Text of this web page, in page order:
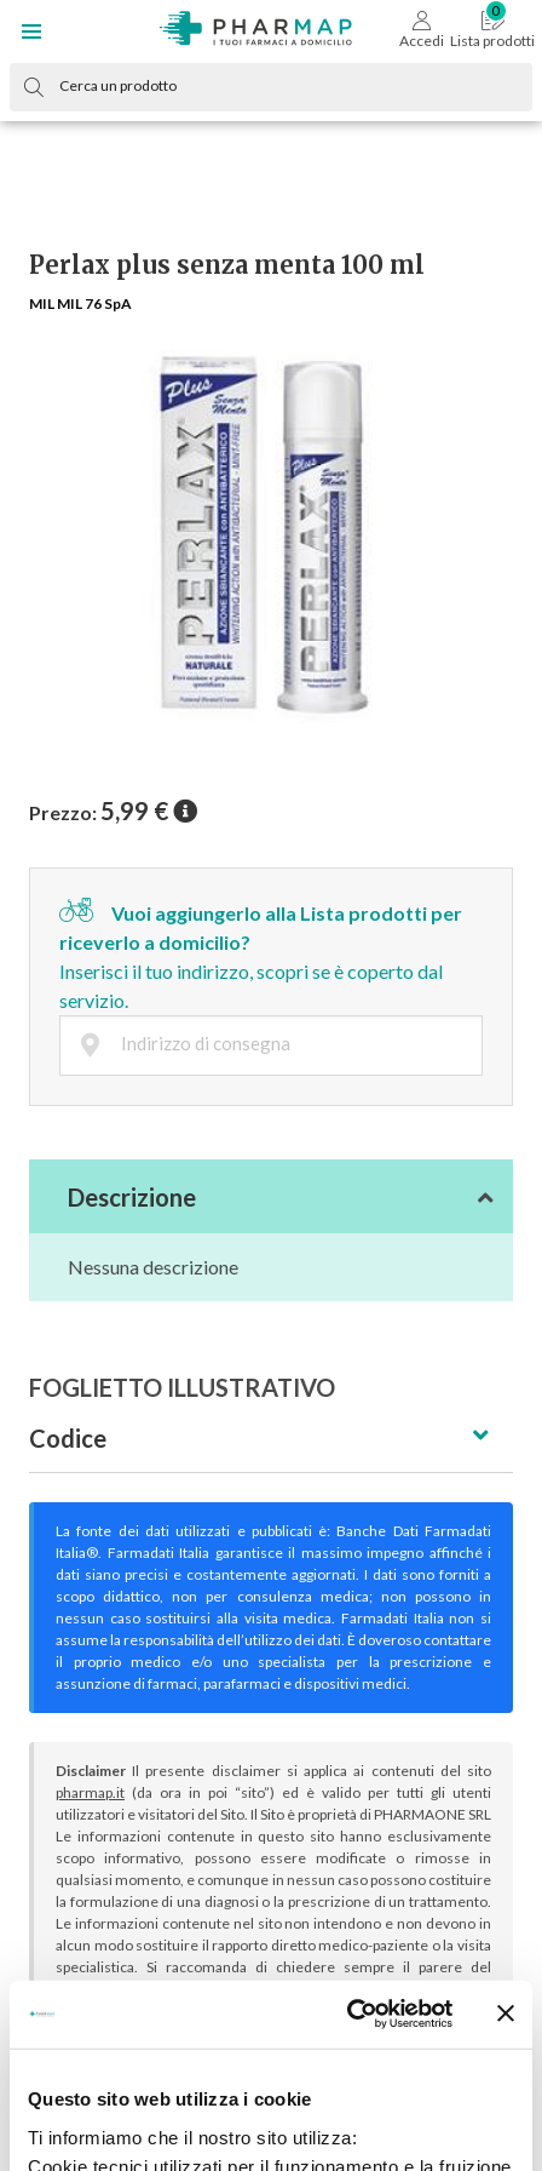
Questo sito web utilizza i cookie
Ti informiamo che il nostro sito utilizza:
Cookie tecnici utilizzati per il funzionamento e la fruizione
Accedi Lista prodotti
Perlax plus senza menta 100 ml
MIL MIL 76 SpA
Prezzo: 5,99 €
Vuoi aggiungerlo alla Lista prodotti per
riceverlo a domicilio?
Inserisci il tuo indirizzo, scopri se è coperto dal
servizio.
Descrizione
Nessuna descrizione
FOGLIETTO ILLUSTRATIVO
Codice
La fonte dei dati utilizzati e pubblicati è: Banche Dati Farmadati
Italia®. Farmadati Italia garantisce il massimo impegno affinché i
dati siano precisi e costantemente aggiornati. I dati sono forniti a
scopo didattico, non per consulenza medica; non possono in
nessun caso sostituirsi alla visita medica. Farmadati Italia non si
assume la responsabilità dell’utilizzo dei dati. È doveroso contattare
il proprio medico e/o uno specialista per la prescrizione e
assunzione di farmaci, parafarmaci e dispositivi medici.
Disclaimer Il presente disclaimer si applica ai contenuti del sito
pharmap.it (da ora in poi “sito”) ed è valido per tutti gli utenti
utilizzatori e visitatori del Sito. Il Sito è proprietà di PHARMAONE SRL
Le informazioni contenute in questo sito hanno esclusivamente
scopo informativo, possono essere modificate o rimosse in
qualsiasi momento, e comunque in nessun caso possono costituire
la formulazione di una diagnosi o la prescrizione di un trattamento.
Le informazioni contenute nel sito non intendono e non devono in
alcun modo sostituire il rapporto diretto medico-paziente o la visita
specialistica. Si raccomanda di chiedere sempre il parere del
indicazione riportata. Se si hanno dubbi o quesiti sull’uso di un
medicinale è necessario consultare il proprio medico.